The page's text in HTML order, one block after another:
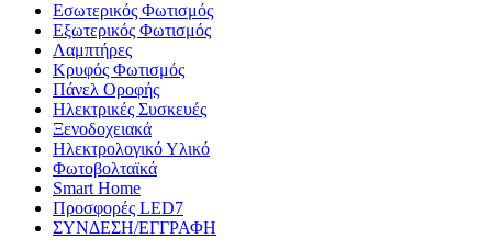
Εσωτερικός Φωτισμός
Εξωτερικός Φωτισμός
Λαμπτήρες
Κρυφός Φωτισμός
Πάνελ Οροφής
Ηλεκτρικές Συσκευές
Ξενοδοχειακά
Ηλεκτρολογικό Υλικό
Φωτοβολταϊκά
Smart Home
Προσφορές LED7
ΣΥΝΔΕΣΗ/ΕΓΓΡΑΦΗ